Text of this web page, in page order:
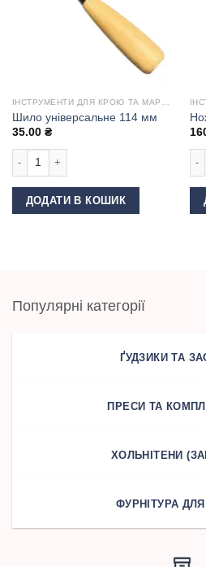
ІНСТРУМЕНТИ ДЛЯ КРОЮ ТА МАРКУВАННЯ
Шило універсальне 114 мм
35.00 ₴
ДОДАТИ В КОШИК
Популярні категорії
ҐУДЗИКИ ТА
ПРЕСИ ТА
ХОЛЬНІТЕНИ
ФУРНІТУРА